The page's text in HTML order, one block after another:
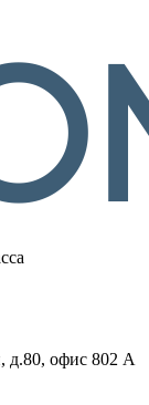
д.80, офис 802 А